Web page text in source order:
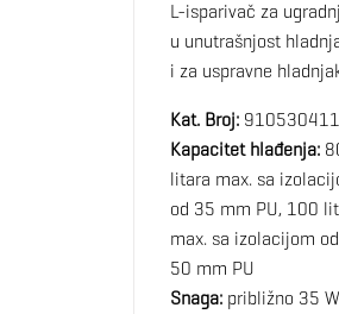
L-isparivač za
u unutrašnjost
i za uspravne
Kat. Broj:
Kapacitet hlađenja:
litara max. sa
od 35 mm PU, 100
max. sa izolacijom od
50 mm PU
Snaga:približno 35 W